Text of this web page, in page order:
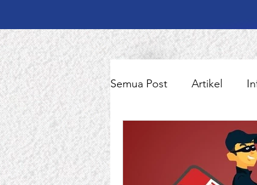
Semua Post Artikel
Pekerja Migran Indonesia
Responsible Business